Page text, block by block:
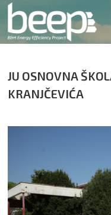
JU OSNOVNA
KRANJČEVIĆA